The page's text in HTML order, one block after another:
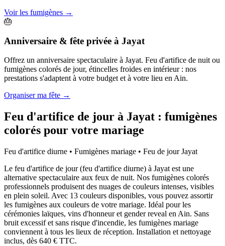
Voir les fumigènes →
🎂
Anniversaire & fête privée à Jayat
Offrez un anniversaire spectaculaire à Jayat. Feu d'artifice de nuit ou
fumigènes colorés de jour, étincelles froides en intérieur : nos
prestations s'adaptent à votre budget et à votre lieu en Ain.
Organiser ma fête →
Feu d'artifice de jour à Jayat : fumigènes
colorés pour votre mariage
Feu d'artifice diurne • Fumigènes mariage • Feu de jourJayat
Le feu d'artifice de jour (feu d'artifice diurne) à Jayat est une
alternative spectaculaire aux feux de nuit. Nos fumigènes colorés
professionnels produisent des nuages de couleurs intenses, visibles
en plein soleil. Avec 13 couleurs disponibles, vous pouvez assortir
les fumigènes aux couleurs de votre mariage. Idéal pour les
cérémonies laïques, vins d'honneur et gender reveal en Ain. Sans
bruit excessif et sans risque d'incendie, les fumigènes mariage
conviennent à tous les lieux de réception. Installation et nettoyage
inclus, dès 640 € TTC.